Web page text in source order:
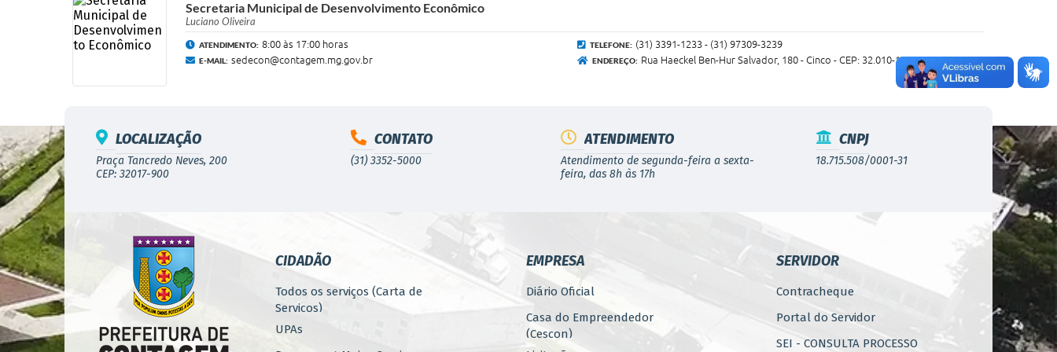
Secretaria Municipal de Desenvolvimento Econômico
Luciano Oliveira
ATENDIMENTO: 8:00 às 17:00 horas TELEFONE: (31) 3391-1233 - (31) 97309-3239
E-MAIL: sedecon@contagem.mg.gov.br ENDEREÇO: Rua Haeckel Ben-Hur Salvador, 180 - Cinco - CEP: 32.010-120
LOCALIZAÇÃO
Praça Tancredo Neves, 200
CEP: 32017-900
CONTATO
(31) 3352-5000
ATENDIMENTO
Atendimento de segunda-feira a sexta-
feira, das 8h às 17h
CNPJ
18.715.508/0001-31
CIDADÃO
Todos os serviços (Carta de
Serviços)
UPAs
EMPRESA
Diário Oficial
Casa do Empreendedor
(Cescon)
SERVIDOR
Contracheque
Portal do Servidor
SEI - CONSULTA PROCESSO